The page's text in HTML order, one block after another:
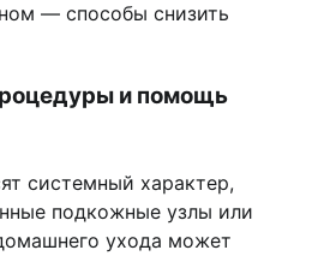
— способы снизить
и помощь
системный характер,
подкожные узлы или
ухода может